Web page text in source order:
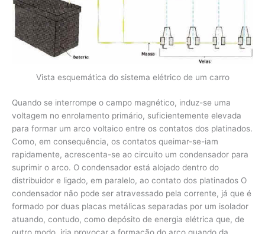
Vista esquemática do sistema elétrico de um carro
Quando se interrompe o campo magnético, induz-se uma
voltagem no enrolamento primário, suficientemente elevada
para formar um arco voltaico entre os contatos dos platinados.
Como, em consequência, os contatos queimar-se-iam
rapidamente, acrescenta-se ao circuito um condensador para
suprimir o arco. O condensador está alojado dentro do
distribuidor e ligado, em paralelo, ao contato dos platinados O
condensador não pode ser atravessado pela corrente, já que é
formado por duas placas metálicas separadas por um isolador
atuando, contudo, como depósito de energia elétrica que, de
outro modo, iria provocar a formação do arco quando da